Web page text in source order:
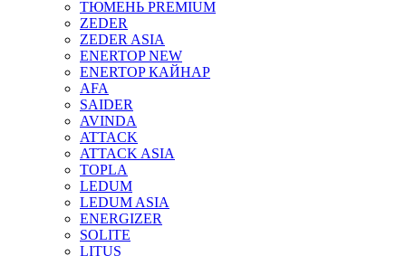
ТЮМЕНЬ PREMIUM
ZEDER
ZEDER ASIA
ENERTOP NEW
ENERTOP КАЙНАР
AFA
SAIDER
AVINDA
ATTACK
ATTACK ASIA
TOPLA
LEDUM
LEDUM ASIA
ENERGIZER
SOLITE
LITUS